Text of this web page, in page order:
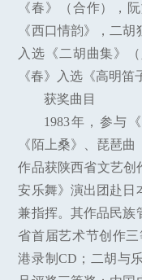
《春》（合作），
《西口情韵》，二
入选《二胡曲集》
《春》入选《高明笛
获奖曲目
1983年，参与
《陌上桑》、琵琶
作品获陕西省文艺创
安乐舞》演出团赴日
兼指挥。其作品民族
省首届艺术节创作
港录制CD；二胡与